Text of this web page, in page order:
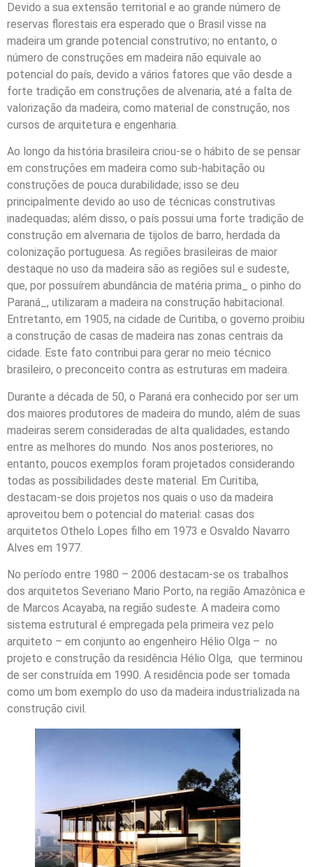
Devido a sua extensão territorial e ao grande número de
reservas florestais era esperado que o Brasil visse na
madeira um grande potencial construtivo; no entanto, o
número de construções em madeira não equivale ao
potencial do país, devido a vários fatores que vão desde a
forte tradição em construções de alvenaria, até a falta de
valorização da madeira, como material de construção, nos
cursos de arquitetura e engenharia.
Ao longo da história brasileira criou-se o hábito de se pensar
em construções em madeira como sub-habitação ou
construções de pouca durabilidade; isso se deu
principalmente devido ao uso de técnicas construtivas
inadequadas; além disso, o país possui uma forte tradição de
construção em alvernaria de tijolos de barro, herdada da
colonização portuguesa. As regiões brasileiras de maior
destaque no uso da madeira são as regiões sul e sudeste,
que, por possuírem abundância de matéria prima_ o pinho do
Paraná_, utilizaram a madeira na construção habitacional.
Entretanto, em 1905, na cidade de Curitiba, o governo proibiu
a construção de casas de madeira nas zonas centrais da
cidade. Este fato contribui para gerar no meio técnico
brasileiro, o preconceito contra as estruturas em madeira.
Durante a década de 50, o Paraná era conhecido por ser um
dos maiores produtores de madeira do mundo, além de suas
madeiras serem consideradas de alta qualidades, estando
entre as melhores do mundo. Nos anos posteriores, no
entanto, poucos exemplos foram projetados considerando
todas as possibilidades deste material. Em Curitiba,
destacam-se dois projetos nos quais o uso da madeira
aproveitou bem o potencial do material: casas dos
arquitetos Othelo Lopes filho em 1973 e Osvaldo Navarro
Alves em 1977.
No período entre 1980 – 2006 destacam-se os trabalhos
dos arquitetos Severiano Mario Porto, na região Amazônica e
de Marcos Acayaba, na região sudeste. A madeira como
sistema estrutural é empregada pela primeira vez pelo
arquiteto – em conjunto ao engenheiro Hélio Olga – no
projeto e construção da residência Hélio Olga, que terminou
de ser construída em 1990. A residência pode ser tomada
como um bom exemplo do uso da madeira industrializada na
construção civil.